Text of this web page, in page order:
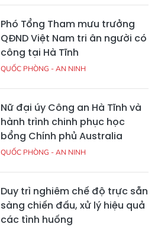
Phó Tổng Tham mưu trưởng
QĐND Việt Nam tri ân người có
công tại Hà Tĩnh
QUỐC PHÒNG - AN NINH
Nữ đại úy Công an Hà Tĩnh và
hành trình chinh phục học
bổng Chính phủ Australia
QUỐC PHÒNG - AN NINH
Duy trì nghiêm chế độ trực sẵn
sàng chiến đấu, xử lý hiệu quả
các tình huống